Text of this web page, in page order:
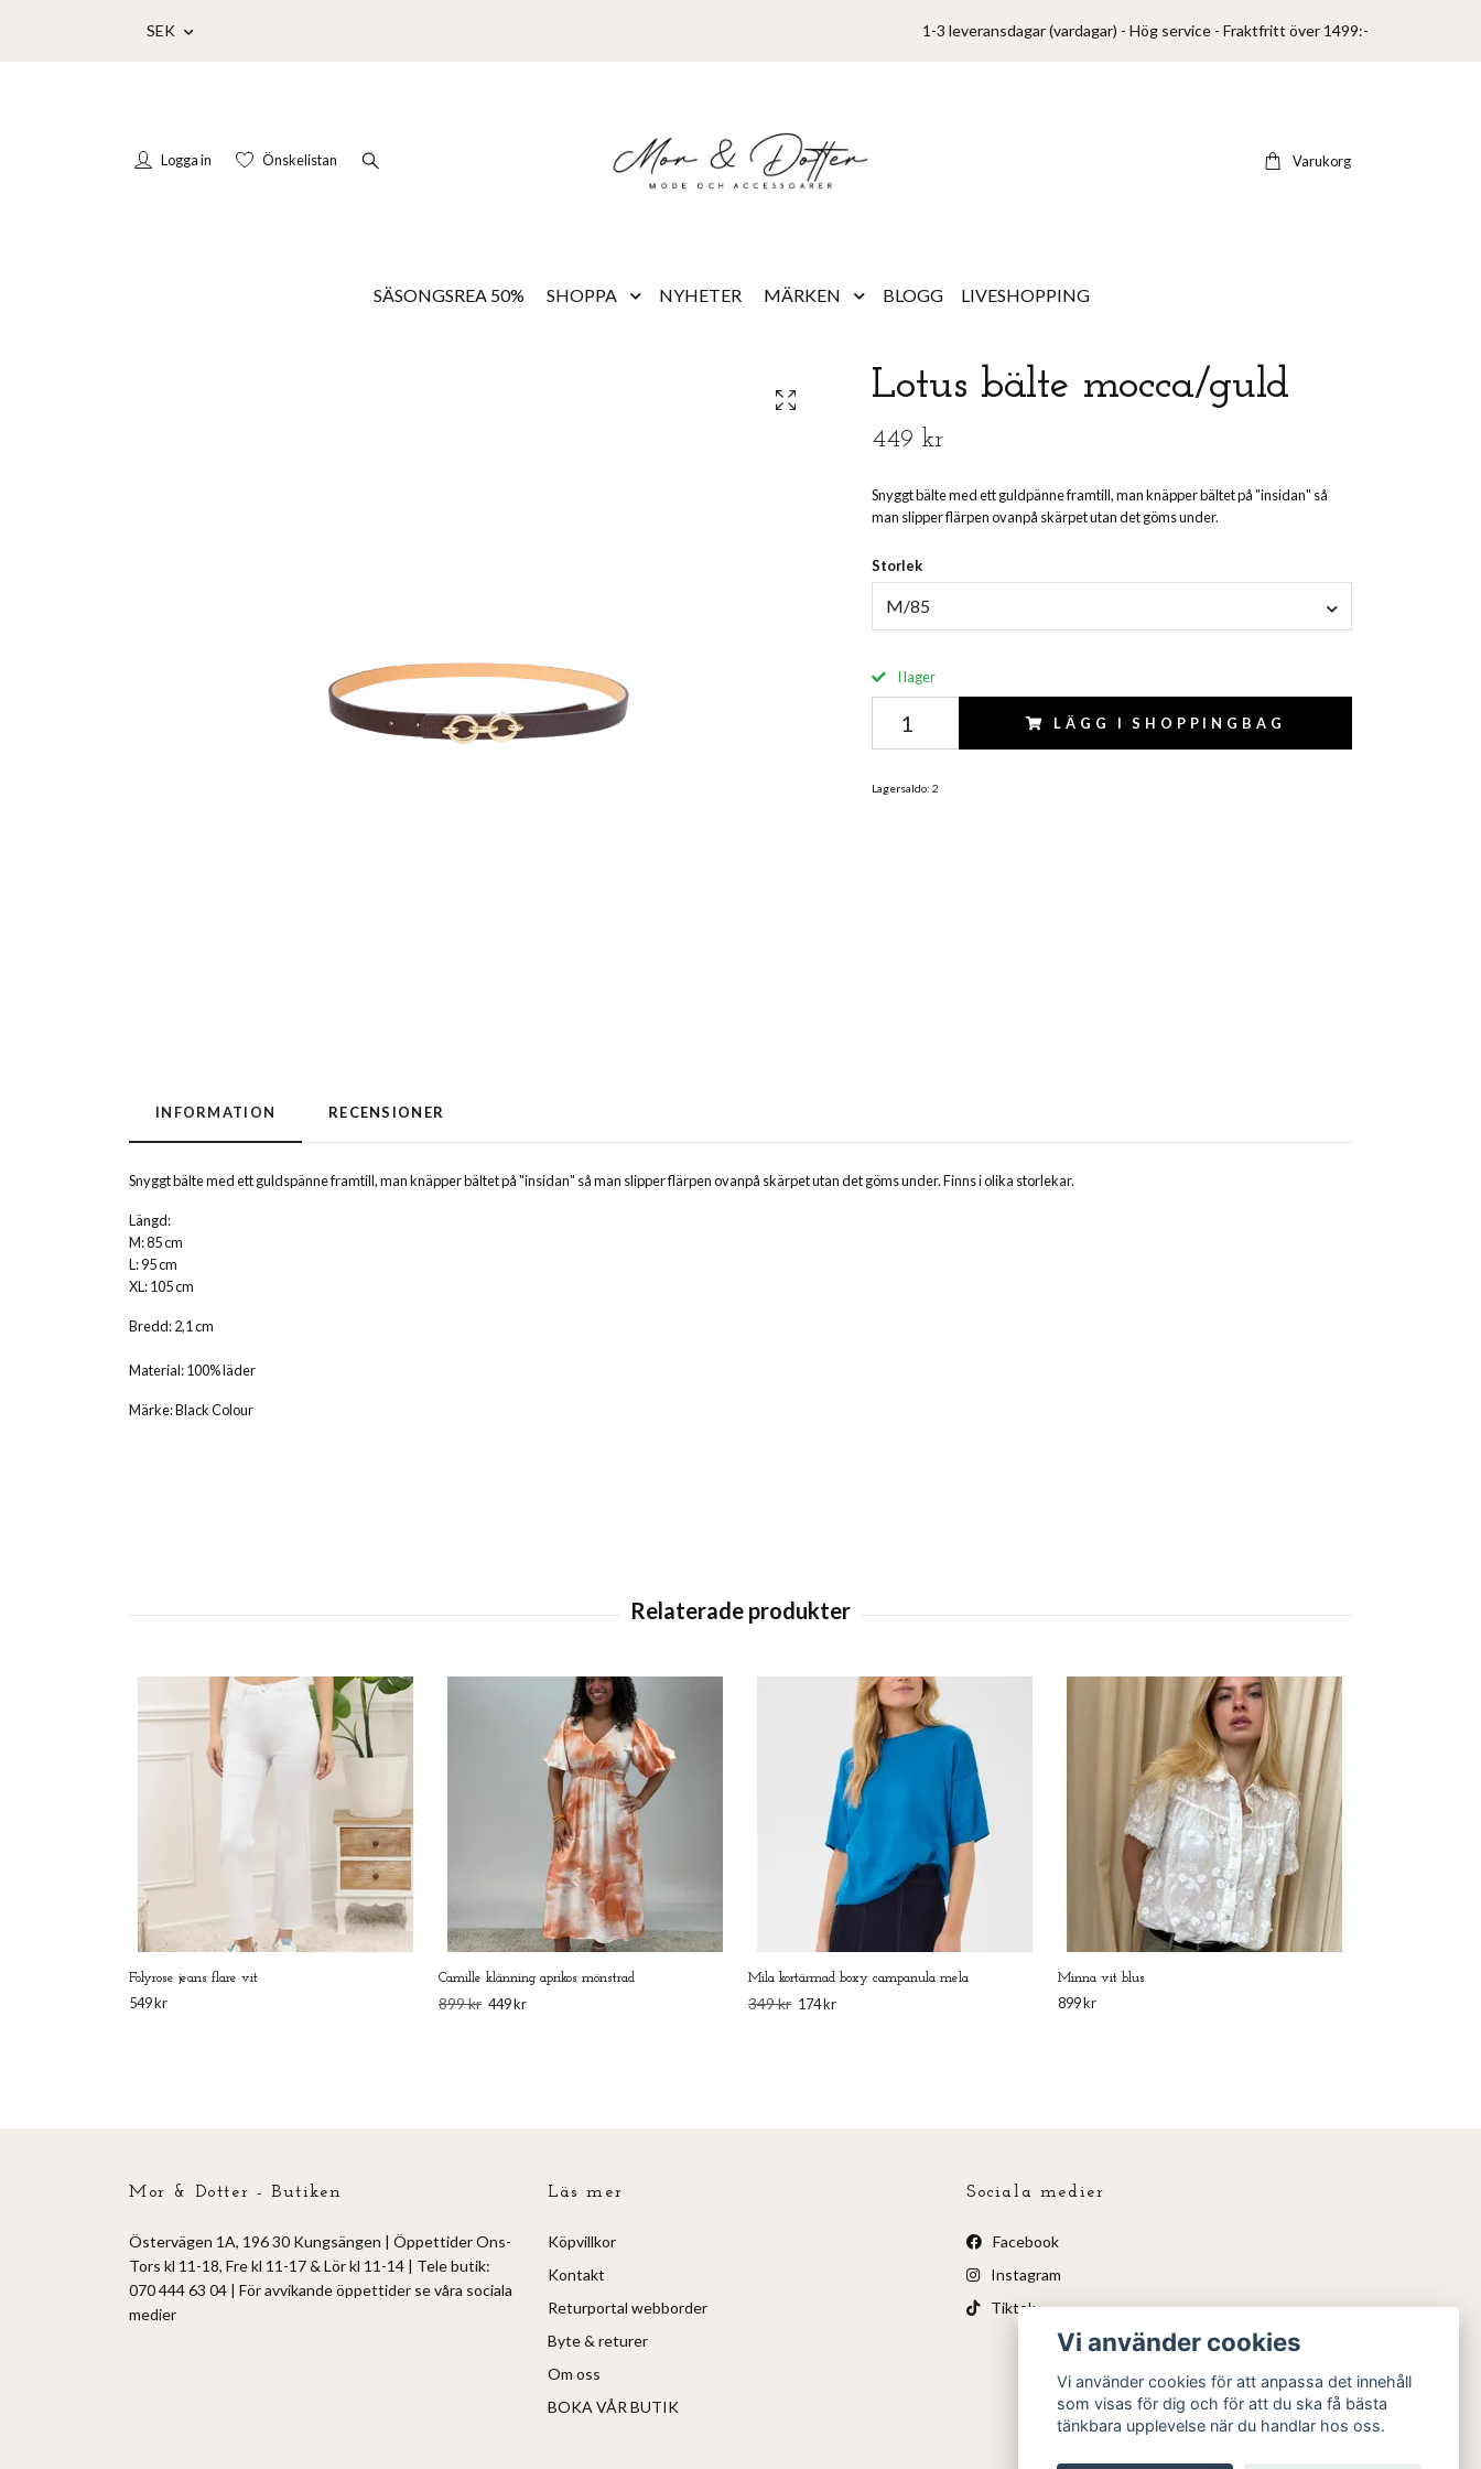
SEK 1-3 leveransdagar (vardagar) - Hög service - Fraktfritt över 1499:-
Logga in Önskelistan Varukorg
SÄSONGSREA 50% SHOPPA NYHETER MÄRKEN BLOGG LIVESHOPPING
Lotus bälte mocca/guld
449 kr
Snyggt bälte med ett guldpänne framtill, man knäpper bältet på "insidan" så
man slipper flärpen ovanpå skärpet utan det göms under.
Storlek
M/85
I lager
LÄGG I SHOPPINGBAG
Lagersaldo: 2
INFORMATION RECENSIONER
Snyggt bälte med ett guldspänne framtill, man knäpper bältet på "insidan" så man slipper flärpen ovanpå skärpet utan det göms under. Finns i olika storlekar.
Längd:
M: 85 cm
L: 95 cm
XL: 105 cm
Bredd: 2,1 cm
Material: 100% läder
Märke: Black Colour
Folyrose jeans flare vit
549 kr
Camille klänning aprikos mönstrad
899 kr 449 kr
Mila kortärmad boxy campanula mela
349 kr 174 kr
Minna vit blus
899 kr
Mor & Dotter - Butiken
Östervägen 1A, 196 30 Kungsängen | Öppettider Ons-
Tors kl 11-18, Fre kl 11-17 & Lör kl 11-14 | Tele butik:
070 444 63 04 | För avvikande öppettider se våra sociala
medier
Läs mer
Köpvillkor
Kontakt
Returportal webborder
Byte & returer
Om oss
BOKA VÅR BUTIK
Sociala medier
Facebook
Instagram
Tiktok
Vi använder cookies
Vi använder cookies för att anpassa det innehåll
som visas för dig och för att du ska få bästa
tänkbara upplevelse när du handlar hos oss.